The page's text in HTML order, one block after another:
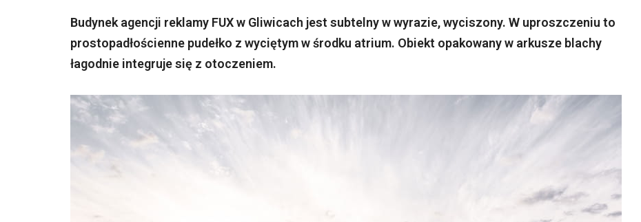
Budynek agencji reklamy FUX w Gliwicach jest subtelny w wyrazie, wyciszony. W uproszczeniu to
prostopadłościenne pudełko z wyciętym w środku atrium. Obiekt opakowany w arkusze blachy
łagodnie integruje się z otoczeniem.